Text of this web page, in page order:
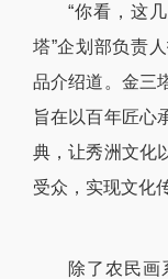
“你看，这
塔”企划部负责
品介绍道。金三
旨在以百年匠心
典，让秀洲文化
受众，实现文化
除了农民画